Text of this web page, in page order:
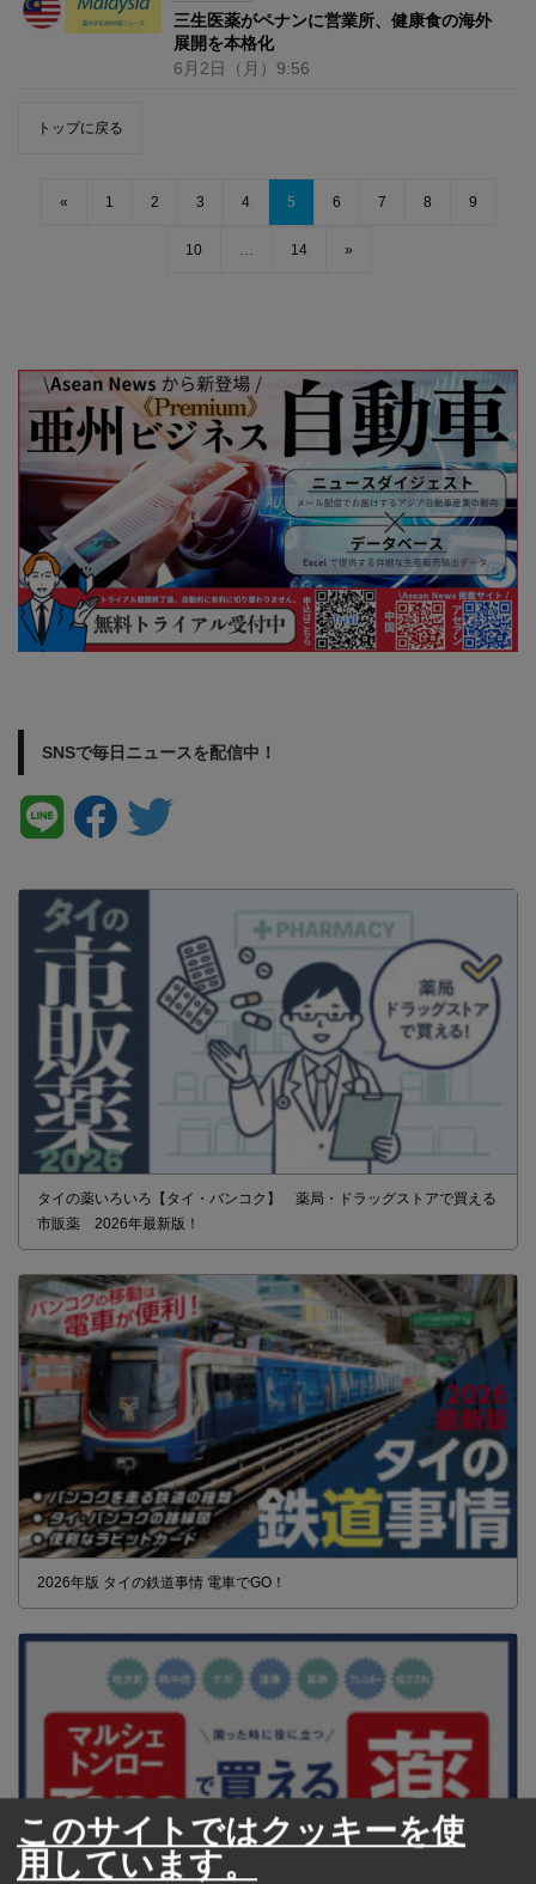
三生医薬がペナンに営業所、健康食の海外
展開を本格化
6月2日 （月） 9:56
トップに戻る
« 1 2 3 4 5 6 7 8 9
10 … 14 »
SNSで毎日ニュースを配信中！
タイの薬いろいろ【タイ・バンコク】 薬局・ドラッグストアで買える
市販薬 2026年最新版！
2026年版 タイの鉄道事情 電車でGO！
このサイトではクッキーを使
用しています。